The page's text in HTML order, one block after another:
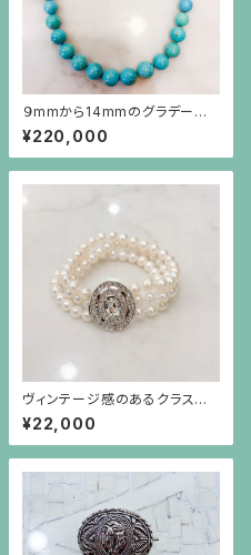
９mmから14mmのグラデーショ
ンのターコイズネックレス
¥220,000
ヴィンテージ感のあるクラスプ
（銀色）のパール3連ブレスレット
¥22,000